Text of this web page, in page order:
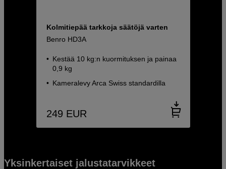
Kolmitiepää tarkkoja säätöjä varten
Benro HD3A
Kestää 10 kg:n kuormituksen ja painaa
0,9 kg
Kameralevy Arca Swiss standardilla
249 EUR
Yksinkertaiset jalustatarvikkeet